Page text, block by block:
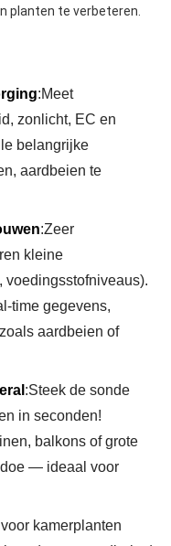
planten te verbeteren.
:Meet
zonlicht, EC en
belangrijke
aardbeien te
:Zeer
kleine
voedingsstofniveaus).
time gegevens,
aardbeien of
:Steek de sonde
in seconden!
balkons of grote
— ideaal voor
kamerplanten